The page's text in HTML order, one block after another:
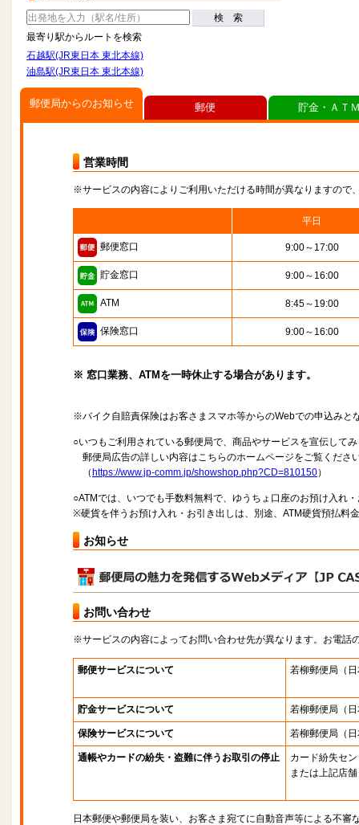
検 索
最寄り駅からルートを検索
石越駅(JR東日本 東北本線)
油島駅(JR東日本 東北本線)
郵便局からのお知らせ
営業時間
※サービスの内容によりご利用いただける時間が異なりますので
平日
郵便窓口 9:00～17:00
貯金窓口 9:00～16:00
ATM 8:45～19:00
保険窓口 9:00～16:00
※ 窓口業務、ATMを一時休止する場合があります。
※バイク自賠責保険はお客さまスマホ等からのWebでの申込みと
○いつもご利用されている郵便局で、商品やサービスを宣伝して
郵便局広告の詳しい内容はこちらのホームページをご覧くださ
（ https://www.jp-comm.jp/showshop.php?CD=810150）
○ATMでは、いつでも手数料無料で、ゆうちょ口座のお預け入れ
※硬貨を伴うお預け入れ・お引き出しは、別途、ATM硬貨預払料
お知らせ
お問い合わせ
※サービスの内容によってお問い合わせ先が異なります。お電話
郵便サービスについて 若柳郵便局 （
貯金サービスについて 若柳郵便局 （
保険サービスについて 若柳郵便局 （
通帳やカードの紛失・盗難に伴うお取引の停止
カード紛失セ
または上記店舗
日本郵便や郵便局を装い、お客さま宛てに自動音声等による不審
郵便 貯金・ＡＴ